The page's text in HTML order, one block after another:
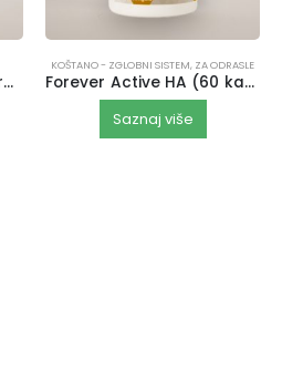
Aloe Ever-Shield Deodorant STICK
KOŠTANO - ZGLOBNI SISTEM, ZA ODRASLE
Forever Active HA (60 kapsula)
Saznaj više